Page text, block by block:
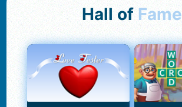
Hall of Fame